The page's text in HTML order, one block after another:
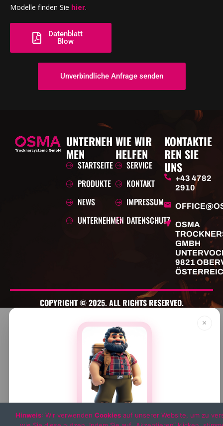
Modelle finden Sie hier.
Datenblatt
Blow
Unverbindliche Anfrage senden
UNTERNEH
MEN
STARTSEITE
PRODUKTE
NEWS
UNTERNEHMEN
WIE WIR
HELFEN
SERVICE
KONTAKT
IMPRESSUM
DATENSCHUTZ
KONTAKTIE
REN SIE
UNS
+43 4782
2910
OSMA
GMBH
9821
COPYRIGHT © 2025. ALL RIGHTS RESERVED.
×
Hinweis: Wir verwenden Cookies auf unserer Website, um zu